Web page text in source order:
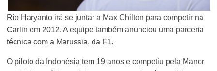
Rio Haryanto irá se juntar a Max Chilton para competir na
Carlin em 2012. A equipe também anunciou uma parceria
técnica com a Marussia, da F1.
O piloto da Indonésia tem 19 anos e competiu pela Manor